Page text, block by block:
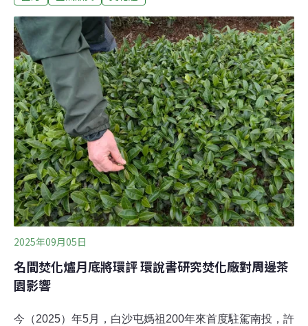
橋墩之間，不分晝夜排出的煙霧，讓下風處居民經常聞到
陣陣異味。住在附近的廖先生表示，晚間煙囪仍持續排
煙：「有時候空氣中會有塑膠味或豬屎味，開了空氣清淨
機也沒用。在外面聊天，聊著聊著就想咳嗽，只能趕快回
家。」居民更擔心長期吸入廢氣會影響健康。醫療廢棄物
含PVC塑膠材料 焚燒恐產生戴奧辛漢杞公司收受的事業廢
棄物項目包括廢尖銳器具、基因毒性廢棄物、感染性廢棄
物（病理、血液、受污染動物屍體、殘肢及墊料類）及其
混合物。看守台灣協會秘書長謝和霖指出，這類
2025年09月05日
名間焚化爐月底將環評 環說書研究焚化廠對周邊茶
園影響
今（2025）年5月，白沙屯媽祖200年來首度駐駕南投，許